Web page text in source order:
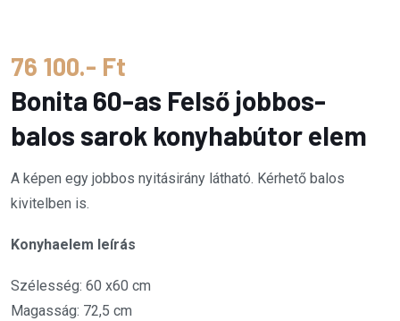
76 100.- Ft
Bonita 60-as Felső jobbos-
balos sarok konyhabútor elem
A képen egy jobbos nyitásirány látható. Kérhető balos
kivitelben is.
Konyhaelem leírás
Szélesség: 60 x60 cm
Magasság: 72,5 cm